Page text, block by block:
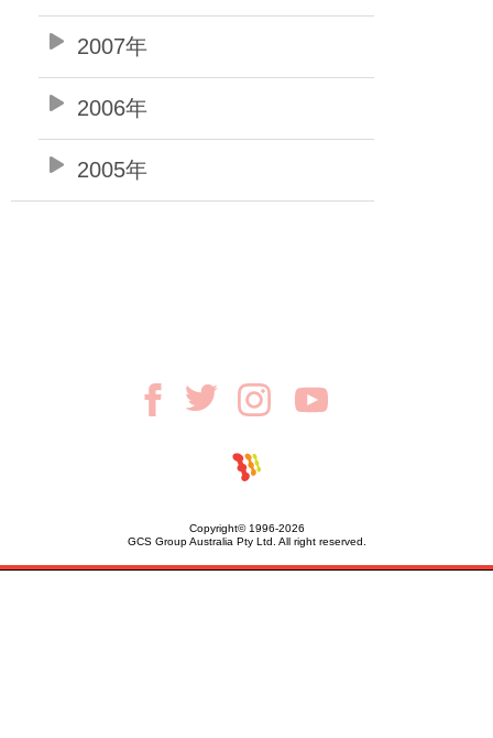
2007年
2006年
2005年
Copyright© 1996-2026
GCS Group Australia Pty Ltd. All right reserved.